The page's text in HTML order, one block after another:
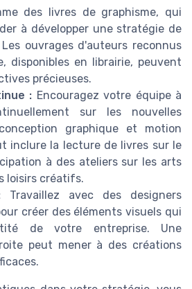
des livres de graphisme, qui
à développer une stratégie de
ouvrages d'auteurs reconnus
disponibles en librairie, peuvent
précieuses.
: Encouragez votre équipe à
sur les nouvelles
graphique et motion
inclure la lecture de livres sur le
à des ateliers sur les arts
loisirs créatifs.
Travaillez avec des designers
créer des éléments visuels qui
de votre entreprise. Une
peut mener à des créations